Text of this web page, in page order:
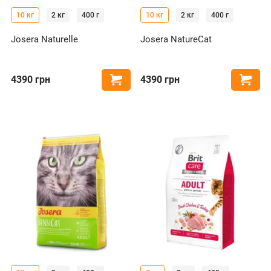
10 кг 2 кг 400 г
Josera Naturelle
4390 грн Купити
10 кг 2 кг 400 г
Josera NatureCat
4390 грн